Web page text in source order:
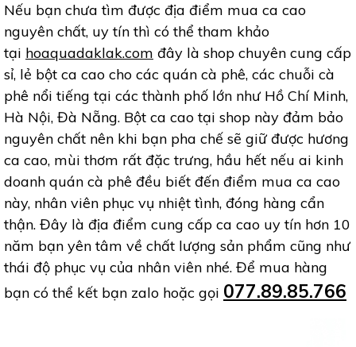
Nếu bạn chưa tìm được địa điểm mua ca cao
nguyên chất, uy tín thì có thể tham khảo
tại hoaquadaklak.com đây là shop chuyên cung cấp
sỉ, lẻ bột ca cao cho các quán cà phê, các chuỗi cà
phê nổi tiếng tại các thành phố lớn như Hồ Chí Minh,
Hà Nội, Đà Nẵng. Bột ca cao tại shop này đảm bảo
nguyên chất nên khi bạn pha chế sẽ giữ được hương
ca cao, mùi thơm rất đặc trưng, hầu hết nếu ai kinh
doanh quán cà phê đều biết đến điểm mua ca cao
này, nhân viên phục vụ nhiệt tình, đóng hàng cẩn
thận. Đây là địa điểm cung cấp ca cao uy tín hơn 10
năm bạn yên tâm về chất lượng sản phẩm cũng như
thái độ phục vụ của nhân viên nhé. Để mua hàng
bạn có thể kết bạn zalo hoặc gọi 077.89.85.766